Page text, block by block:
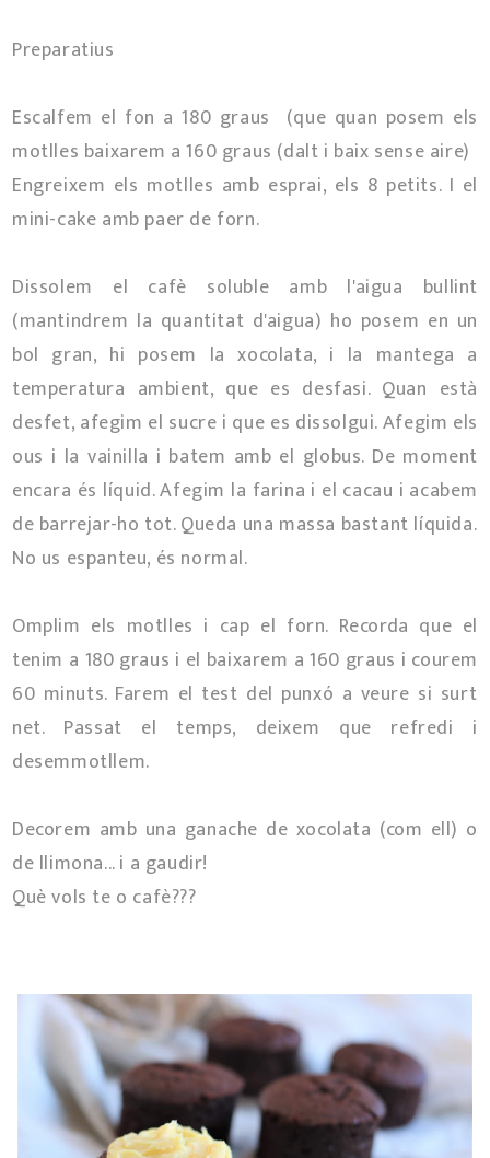
Preparatius
Escalfem el fon a 180 graus (que quan posem els
motlles baixarem a 160 graus (dalt i baix sense aire)
Engreixem els motlles amb esprai, els 8 petits. I el
mini-cake amb paer de forn.
Dissolem el cafè soluble amb l'aigua bullint
(mantindrem la quantitat d'aigua) ho posem en un
bol gran, hi posem la xocolata, i la mantega a
temperatura ambient, que es desfasi. Quan està
desfet, afegim el sucre i que es dissolgui. Afegim els
ous i la vainilla i batem amb el globus. De moment
encara és líquid. Afegim la farina i el cacau i acabem
de barrejar-ho tot. Queda una massa bastant líquida.
No us espanteu, és normal.
Omplim els motlles i cap el forn. Recorda que el
tenim a 180 graus i el baixarem a 160 graus i courem
60 minuts. Farem el test del punxó a veure si surt
net. Passat el temps, deixem que refredi i
desemmotllem.
Decorem amb una ganache de xocolata (com ell) o
de llimona... i a gaudir!
Què vols te o cafè???